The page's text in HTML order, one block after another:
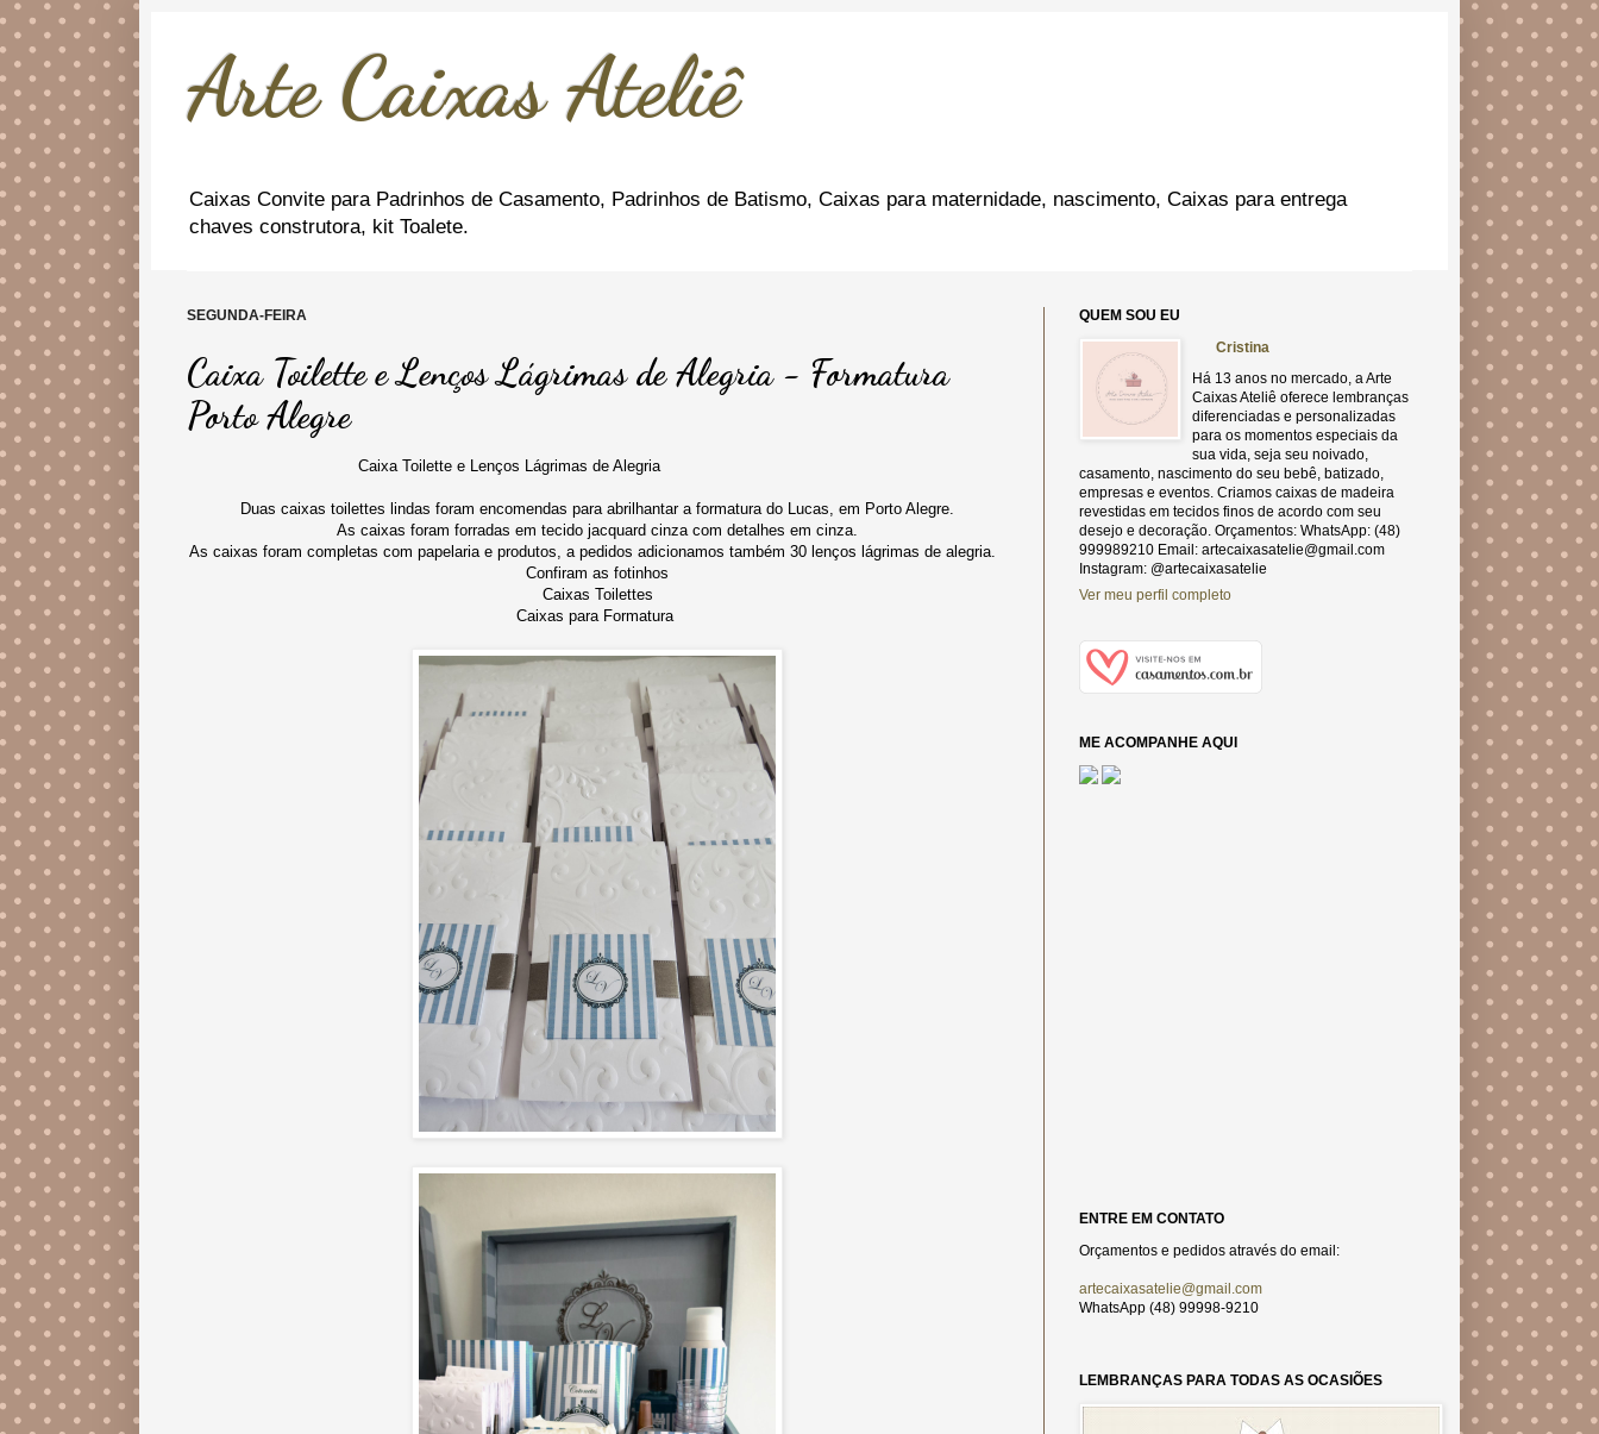
Arte Caixas Ateliê
Caixas Convite para Padrinhos de Casamento, Padrinhos de Batismo, Caixas para maternidade, nascimento, Caixas para entrega
chaves construtora, kit Toalete.
SEGUNDA-FEIRA
Caixa Toilette e Lenços Lágrimas de Alegria - Formatura
Porto Alegre
Caixa Toilette e Lenços Lágrimas de Alegria
Duas caixas toilettes lindas foram encomendas para abrilhantar a formatura do Lucas, em Porto Alegre.
As caixas foram forradas em tecido jacquard cinza com detalhes em cinza.
As caixas foram completas com papelaria e produtos, a pedidos adicionamos também 30 lenços lágrimas de alegria.
Confiram as fotinhos
Caixas Toilettes
Caixas para Formatura
QUEM SOU EU
Cristina
Há 13 anos no mercado, a Arte
Caixas Ateliê oferece lembranças
diferenciadas e personalizadas
para os momentos especiais da
sua vida, seja seu noivado,
casamento, nascimento do seu bebê, batizado,
empresas e eventos. Criamos caixas de madeira
revestidas em tecidos finos de acordo com seu
desejo e decoração. Orçamentos: WhatsApp: (48)
999989210 Email: artecaixasatelie@gmail.com
Instagram: @artecaixasatelie
Ver meu perfil completo
ME ACOMPANHE AQUI
ENTRE EM CONTATO
Orçamentos e pedidos através do email:
artecaixasatelie@gmail.com
WhatsApp (48) 99998-9210
LEMBRANÇAS PARA TODAS AS OCASIÕES